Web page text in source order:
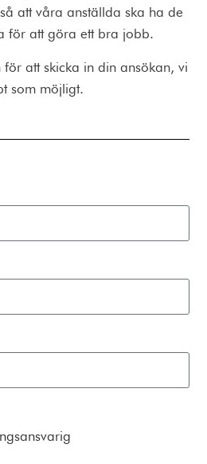
att våra anställda ska ha de
för att göra ett bra jobb.
att skicka in din ansökan, vi
som möjligt.